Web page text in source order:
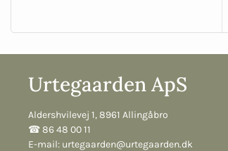
Urtegaarden ApS
Aldershvilevej 1, 8961 Allingåbro
☎︎ 86 48 00 11
E-mail: urtegaarden@urtegaarden.dk